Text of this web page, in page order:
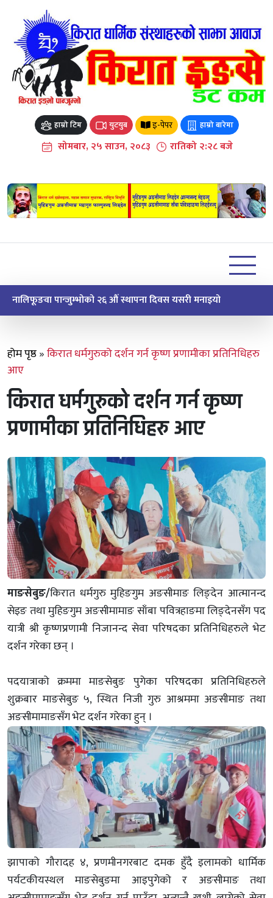
content
हाम्रो टिम युटयुब इ-पेपर हाम्रो बारेमा
सोमबार, २५ साउन, २०८३ रातिको २:२८ बजे
नालिफूङवा पान्जुम्भोको २६ औं स्थापना दिवस यसरी मनाइयो
होम पृष्ठ»किरात धर्मगुरुको दर्शन गर्न कृष्ण प्रणामीका प्रतिनिधिहरु
आए
किरात धर्मगुरुको दर्शन गर्न कृष्ण
प्रणामीका प्रतिनिधिहरु आए
माङसेबुङ/किरात धर्मगुरु मुहिङगुम अङसीमाङ लिङ्देन आत्मानन्द
सेइङ तथा मुहिङगुम अङसीमामाङ साँबा पवित्रहाङमा लिङ्देनसँग पद
यात्री श्री कृष्णप्रणामी निजानन्द सेवा परिषदका प्रतिनिधिहरुले भेट
दर्शन गरेका छन् ।
पदयात्राको क्रममा माङसेबुङ पुगेका परिषदका प्रतिनिधिहरुले
शुक्रबार माङसेबुङ ५, स्थित निजी गुरु आश्रममा अङसीमाङ तथा
अङसीमामाङसँग भेट दर्शन गरेका हुन् ।
झापाको गौरादह ४, प्रणमीनगरबाट दमक हुँदै इलामको धार्मिक
पर्यटकीयस्थल माङसेबुङमा आइपुगेको र अङसीमाङ तथा